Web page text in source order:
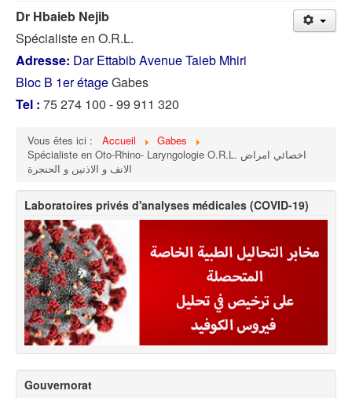
Dr Hbaieb Nejib
Spécialiste en O.R.L.
Adresse: Dar Ettabib Avenue Taieb Mhiri
Bloc B 1er étageGabes
Tel : 75 274 100 - 99 911 320
Vous êtes ici : Accueil
Gabes
Spécialiste en Oto-Rhino- Laryngologie O.R.L. اخصائي امراض
الانف و الاذنين و الحنجرة
Laboratoires privés d'analyses médicales (COVID-19)
Gouvernorat